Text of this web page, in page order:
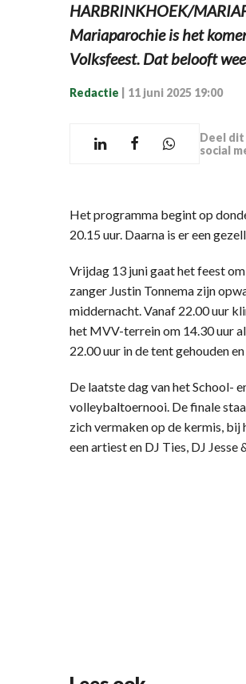
HARBRINKHOEK/
Mariaparochie is het
Volksfeest. Dat belooft
Redactie 11 juni 2025 19:00
Deel
social
Het programma begint op
20.15 uur. Daarna is er een
Vrijdag 13 juni gaat het feest
zanger Justin Tonnema zijn
middernacht. Vanaf 22.00 uur
het MVV-terrein om 14.30 uur
22.00 uur in de tent gehouden
De laatste dag van het School-
volleybaltoernooi. De finale
zich vermaken op de kermis,
een artiest en DJ Ties, DJ